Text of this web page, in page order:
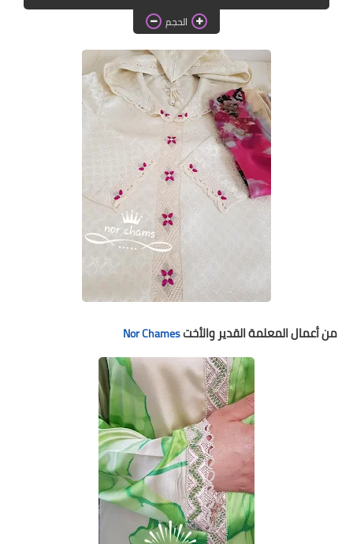
دروس الراندة للمبتدئات
اللباس التقليدي
الحجم
من أعمال المعلمة القدير والأختNor Chames